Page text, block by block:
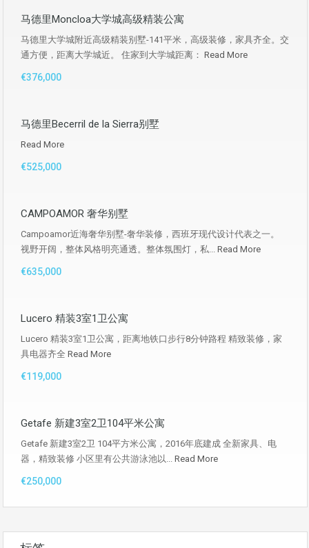
马德里Moncloa大学城高级精装公寓
马德里大学城附近高级精装别墅-141平米，高级装修，家具齐全。交
通方便，距离大学城近。 住家到大学城距离： Read More
€376,000
马德里Becerril de la Sierra别墅
Read More
€525,000
CAMPOAMOR 奢华别墅
Campoamor近海奢华别墅-奢华装修，西班牙现代设计代表之一。
视野开阔，整体风格明亮通透。整体氛围灯，私... Read More
€635,000
Lucero 精装3室1卫公寓
Lucero 精装3室1卫公寓，距离地铁口步行8分钟路程 精致装修，家
具电器齐全 Read More
€119,000
Getafe 新建3室2卫104平米公寓
Getafe 新建3室2卫 104平方米公寓，2016年底建成 全新家具、电
器，精致装修 小区里有公共游泳池以... Read More
€250,000